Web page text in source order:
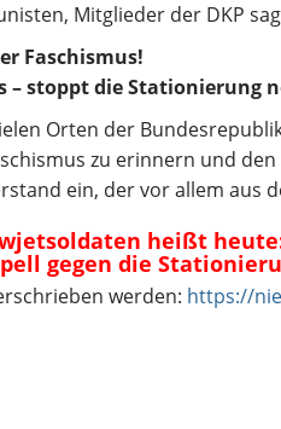
Mitglieder der DKP
Faschismus!
stoppt die Stationierung
Orten der
zu erinnern und
ein, der vor allem aus
heißt
gegen die
werden: https://